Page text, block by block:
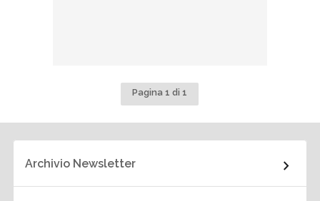
Pagina 1 di 1
Archivio Newsletter